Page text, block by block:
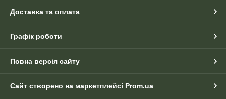
Доставка та оплата
Графік роботи
Повна версія сайту
Сайт створено на маркетплейсі Prom.ua